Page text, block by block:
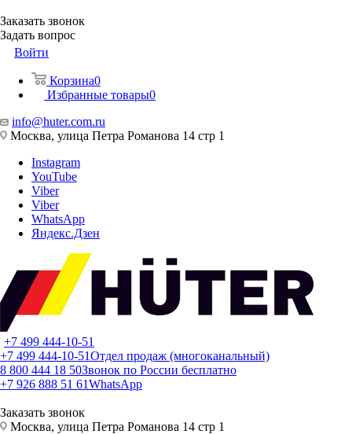
Заказать звонок
Задать вопрос
Войти
Корзина0
Избранные товары0
info@huter.com.ru
Москва, улица Петра Романова 14 стр 1
Instagram
YouTube
Viber
Viber
WhatsApp
Яндекс.Дзен
+7 499 444-10-51
+7 499 444-10-51Отдел продаж (многоканальный)
8 800 444 18 50Звонок по России бесплатно
+7 926 888 51 61WhatsApp
Заказать звонок
Москва, улица Петра Романова 14 стр 1